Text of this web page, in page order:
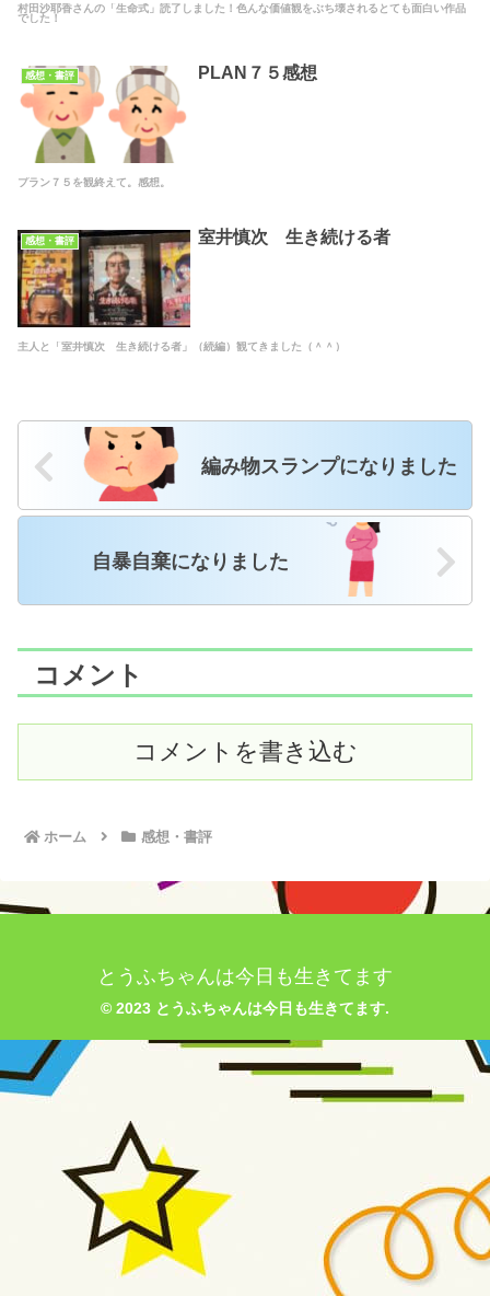
村田沙耶香さんの「生命式」読了しました！色んな価値観をぶち壊されるとても面白い作品
でした！
感想・書評 PLAN７５感想
プラン７５を観終えて。感想。
感想・書評 室井慎次 生き続ける者
主人と「室井慎次 生き続ける者」（続編）観てきました（＾＾）
編み物スランプになりました
自暴自棄になりました
コメント
コメントを書き込む
ホーム 感想・書評
とうふちゃんは今日も生きてます
© 2023 とうふちゃんは今日も生きてます.